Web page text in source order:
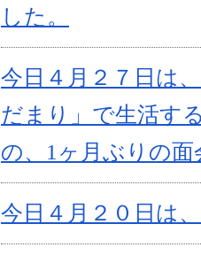
した。
今日４月２７日は
だまり」で生活す
の、1ヶ月ぶりの
今日４月２０日は